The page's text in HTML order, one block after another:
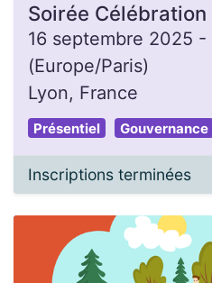
Soirée Célébration
16 septembre 2025 -
(Europe/Paris)
Lyon, France
Présentiel Gouvernance
Inscriptions terminées